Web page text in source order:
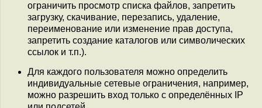
ограничить просмотр списка файлов, запретить
загрузку, скачивание, перезапись, удаление,
переименование или изменение прав доступа,
запретить создание каталогов или символических
ссылок и т.п.).
Для каждого пользователя можно определить
индивидуальные сетевые ограничения, например,
можно разрешить вход только с определённых IP